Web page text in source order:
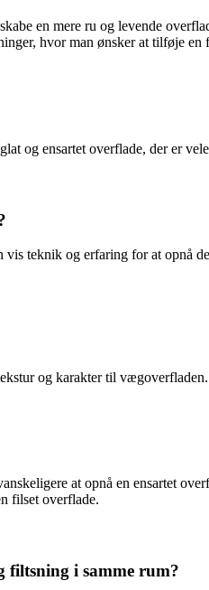
en mere ru og levende
hvor man ønsker at tilføje en
og ensartet overflade, der er
teknik og erfaring for at opnå
og karakter til
at opnå en ensartet
filset overflade.
filtsning i samme rum?